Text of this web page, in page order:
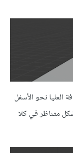
العليا نحو الأسفل
متناظر في كلا